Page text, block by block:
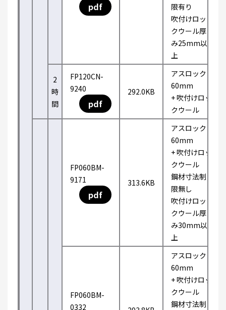
pdf
限有り
吹付けロッ
クウール厚
み25mm以
上
2
時
間
FP120CN-
9240
pdf
292.0KB
アスロック
60mm
+ 吹付けロッ
クウール
FP060BM-
9171
pdf
313.6KB
アスロック
60mm
+ 吹付けロッ
クウール
鋼材寸法制
限無し
吹付けロッ
クウール厚
み30mm以
上
FP060BM-
0332
アスロック
60mm
+ 吹付けロッ
クウール
鋼材寸法制